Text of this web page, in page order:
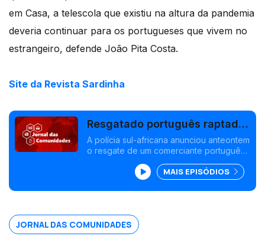
em Casa, a telescola que existiu na altura da pandemia
deveria continuar para os portugueses que vivem no
estrangeiro, defende João Pita Costa.
Site da Revista Sardinha
Resgatado português raptado
há um mês na África do Sul
A polícia sul-africana anunciou anteontem
o resgate de um comerciante português,
um suspeito. Sardinha é o nome de uma
revista portuguesa na Eslovénia. Edição
Isabel Gaspar Dias
MAIS EPISÓDIOS
JORNAL DAS COMUNIDADES